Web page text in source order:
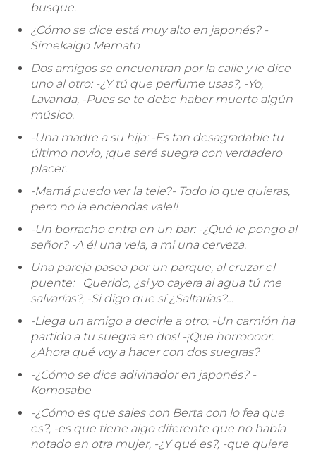
busque.
¿Cómo se dice está muy alto en japonés? -
Simekaigo Memato
Dos amigos se encuentran por la calle y le dice
uno al otro: -¿Y tú que perfume usas?, -Yo,
Lavanda, -Pues se te debe haber muerto algún
músico.
-Una madre a su hija: -Es tan desagradable tu
último novio, ¡que seré suegra con verdadero
placer.
-Mamá puedo ver la tele?- Todo lo que quieras,
pero no la enciendas vale!!
-Un borracho entra en un bar: -¿Qué le pongo al
señor? -A él una vela, a mi una cerveza.
Una pareja pasea por un parque, al cruzar el
puente: _Querido, ¿si yo cayera al agua tú me
salvarías?, -Si digo que sí ¿Saltarías?…
-Llega un amigo a decirle a otro: -Un camión ha
partido a tu suegra en dos! -¡Que horroooor.
¿Ahora qué voy a hacer con dos suegras?
-¿Cómo se dice adivinador en japonés? -
Komosabe
-¿Cómo es que sales con Berta con lo fea que
es?, -es que tiene algo diferente que no había
notado en otra mujer, -¿Y qué es?, -que quiere